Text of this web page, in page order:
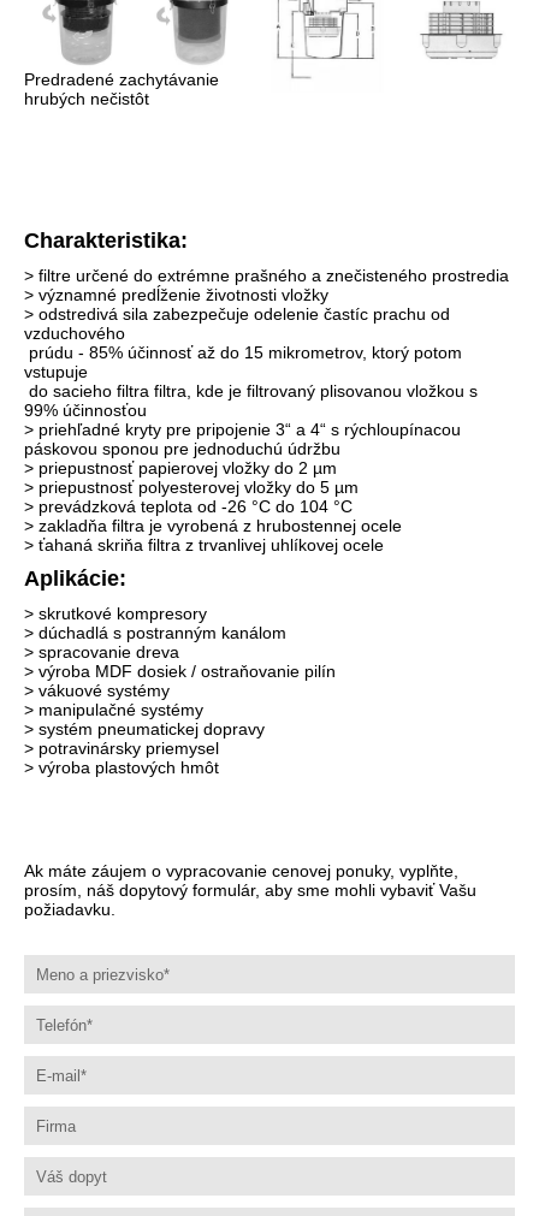
Predradené zachytávanie
hrubých nečistôt
Charakteristika:
> filtre určené do extrémne prašného a znečisteného prostredia
> významné predĺženie životnosti vložky
> odstredivá sila zabezpečuje odelenie častíc prachu od
vzduchového
prúdu - 85% účinnosť až do 15 mikrometrov, ktorý potom
vstupuje
do sacieho filtra filtra, kde je filtrovaný plisovanou vložkou s
99% účinnosťou
> priehľadné kryty pre pripojenie 3“ a 4“ s rýchloupínacou
páskovou sponou pre jednoduchú údržbu
> priepustnosť papierovej vložky do 2 µm
> priepustnosť polyesterovej vložky do 5 µm
> prevádzková teplota od -26 °C do 104 °C
> zakladňa filtra je vyrobená z hrubostennej ocele
> ťahaná skriňa filtra z trvanlivej uhlíkovej ocele
Aplikácie:
> skrutkové kompresory
> dúchadlá s postranným kanálom
> spracovanie dreva
> výroba MDF dosiek / ostraňovanie pilín
> vákuové systémy
> manipulačné systémy
> systém pneumatickej dopravy
> potravinársky priemysel
> výroba plastových hmôt
Ak máte záujem o vypracovanie cenovej ponuky, vyplňte,
prosím, náš dopytový formulár, aby sme mohli vybaviť Vašu
požiadavku.